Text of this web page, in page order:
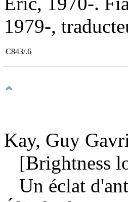
1979-,
C843/.6
Kay, Guy
[Brightness
Un éclat